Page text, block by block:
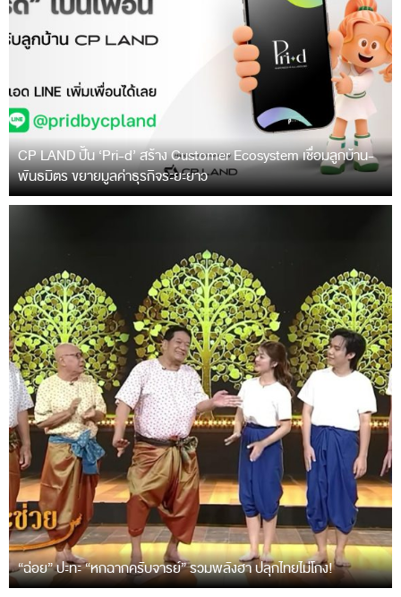
CP LAND ปั้น ‘Pri-d’ สร้าง Customer Ecosystem เชื่อมลูกบ้าน-
พันธมิตร ขยายมูลค่าธุรกิจระยะยาว
“ฉ่อย” ปะทะ “หกฉากครับจารย์” รวมพลังฮา ปลุกไทยไม่โกง!